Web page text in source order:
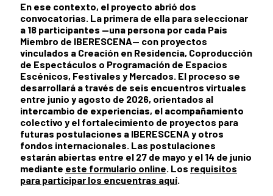
En ese contexto, el proyecto abrió dos
convocatorias. La primera de ella para seleccionar
a 18 participantes —una persona por cada País
Miembro de IBERESCENA— con proyectos
vinculados a Creación en Residencia, Coproducción
de Espectáculos o Programación de Espacios
Escénicos, Festivales y Mercados. El proceso se
desarrollará a través de seis encuentros virtuales
entre junio y agosto de 2026, orientados al
intercambio de experiencias, el acompañamiento
colectivo y el fortalecimiento de proyectos para
futuras postulaciones a IBERESCENA y otros
fondos internacionales. Las postulaciones
estarán abiertas entre el 27 de mayo y el 14 de junio
mediante este formulario online. Los requisitos
para participar los encuentras aquí.